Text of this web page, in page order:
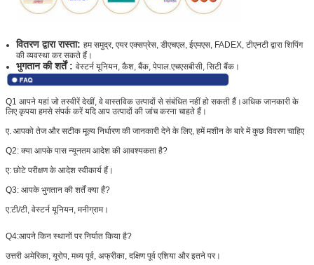
वितरण द्वारा रास्ता: हम समुद्र, एयर एक्सप्रेस, डीएचएल, ईएमएस, FADEX, टीएनटी द्वारा शिपिंग
की व्यवस्था कर सकते हैं।
भुगतान की शर्तें : वेस्टर्न यूनियन, कैश, बैंक, पेपाल.एचएसबीसी, सिटी बैंक।
Q1 आपने यहां जो तस्वीरें देखीं, वे वास्तविक उत्पादों से संबंधित नहीं हो सकती हैं।अधिक जानकारी के
लिए कृपया हमसे संपर्क करें यदि आप उत्पादों की जांच करना चाहते हैं।
ए. आपको तेज और सटीक मूल्य निर्धारण की जानकारी देने के लिए, हमें मशीन के बारे में कुछ विवरण चाहिए
Q2: क्या आपके पास न्यूनतम आदेश की आवश्यकता है?
ए: छोटे परीक्षण के आदेश स्वीकार्य हैं।
Q3: आपके भुगतान की शर्तें क्या हैं?
ए:टी/टी, वेस्टर्न यूनियन, मनीग्राम।
Q4:आपने किन स्थानों पर निर्यात किया है?
उत्तरी अमेरिका, यूरोप, मध्य पूर्व, अफ्रीका, दक्षिण पूर्व एशिया और इतने पर।